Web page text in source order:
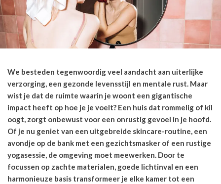
We besteden tegenwoordig veel aandacht aan uiterlijke
verzorging, een gezonde levensstijl en mentale rust. Maar
wist je dat de ruimte waarin je woont een gigantische
impact heeft op hoe je je voelt? Een huis dat rommelig of kil
oogt, zorgt onbewust voor een onrustig gevoel in je hoofd.
Of je nu geniet van een uitgebreide skincare-routine, een
avondje op de bank met een gezichtsmasker of een rustige
yogasessie, de omgeving moet meewerken. Door te
focussen op zachte materialen, goede lichtinval en een
harmonieuze basis transformeer je elke kamer tot een